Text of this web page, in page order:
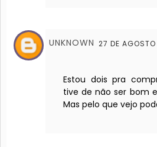
UNKNOWN 27 DE
Estou dois pra
tive de não ser bom
Mas pelo que vejo